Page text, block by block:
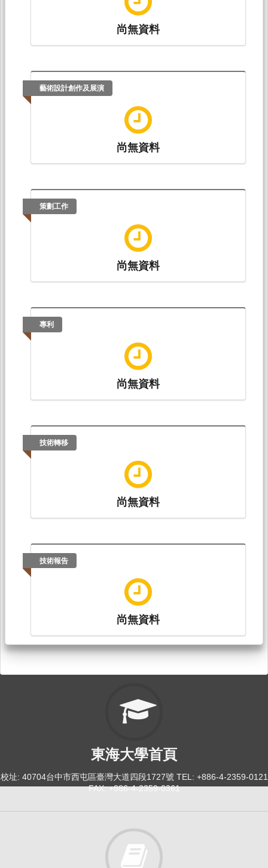
尚無資料
藝術設計創作及展演
尚無資料
策劃工作
尚無資料
專利
尚無資料
技術轉移
尚無資料
技術報告
尚無資料
東海大學首頁
校址: 40704台中市西屯區臺灣大道四段1727號 TEL: +886-4-2359-0121
FAX: +886-4-2359-0361